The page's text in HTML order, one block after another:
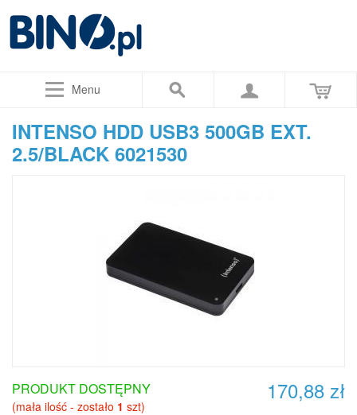
Menu
INTENSO HDD USB3 500GB EXT.
2.5/BLACK 6021530
170,88 zł
PRODUKT DOSTĘPNY
(mała ilość - zostało 1 szt)